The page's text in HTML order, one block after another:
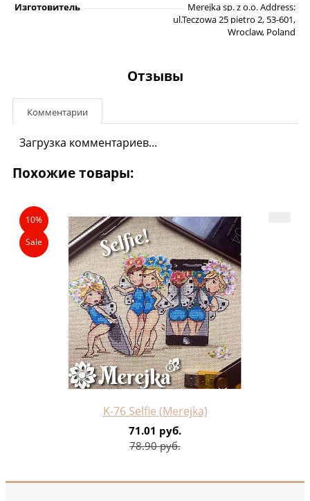
Изготовитель
Merejka sp. z o.o. Address:
ul.Teczowa 25 pietro 2, 53-601,
Wroclaw, Poland
Отзывы
Комментарии
Загрузка комментариев...
Похожие товары:
10%
Sale
K-76 Selfie (Merejka)
71.01 руб.
78.90 руб.